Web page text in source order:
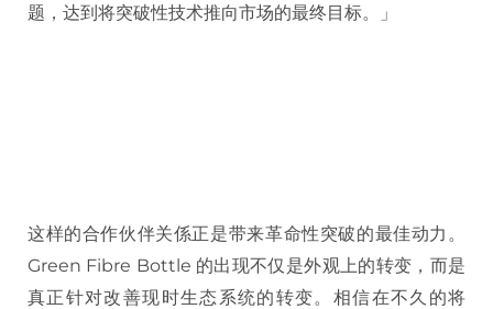
题，达到将突破性技术推向市场的最终目标。」
这样的合作伙伴关係正是带来革命性突破的最佳动力。
Green Fibre Bottle 的出现不仅是外观上的转变，而是
真正针对改善现时生态系统的转变。相信在不久的将